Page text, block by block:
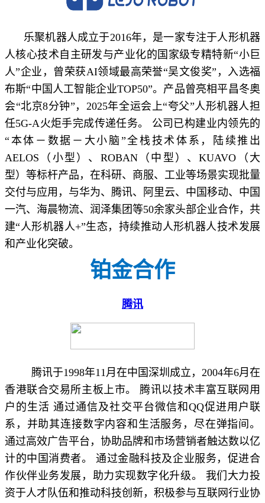
乐聚机器人成立于2016年，是一家专注于人形机器
人核心技术自主研发与产业化的国家级专精特新“小巨
人”企业，曾荣获AI领域最高荣誉“吴文俊奖”，入选福
布斯“中国人工智能企业TOP50”。产品曾亮相平昌冬奥
会“北京8分钟”，2025年全运会上“夸父”人形机器人担
任5G-A火炬手完成传递任务。 公司已构建业内领先的
“本体－数据－大小脑”全栈技术体系，陆续推出
AELOS（小型）、ROBAN（中型）、KUAVO（大
型）等标杆产品，在科研、商服、工业等场景实现批量
交付与应用，与华为、腾讯、阿里云、中国移动、中国
一汽、海晨物流、润泽集团等50余家头部企业合作，共
建“人形机器人+”生态，持续推动人形机器人技术发展
和产业化突破。
铂金合作
腾讯
腾讯于1998年11月在中国深圳成立，2004年6月在
香港联合交易所主板上市。 腾讯以技术丰富互联网用
户的生活 通过通信及社交平台微信和QQ促进用户联
系，并助其连接数字内容和生活服务，尽在弹指间。
通过高效广告平台，协助品牌和市场营销者触达数以亿
计的中国消费者。 通过金融科技及企业服务，促进合
作伙伴业务发展，助力实现数字化升级。 我们大力投
资于人才队伍和推动科技创新，积极参与互联网行业协